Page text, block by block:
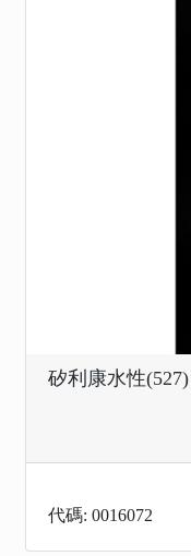
矽利康水性(527)
代碼: 0016072